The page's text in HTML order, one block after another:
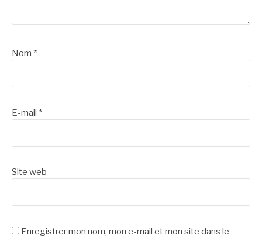
Nom *
E-mail *
Site web
Enregistrer mon nom, mon e-mail et mon site dans le